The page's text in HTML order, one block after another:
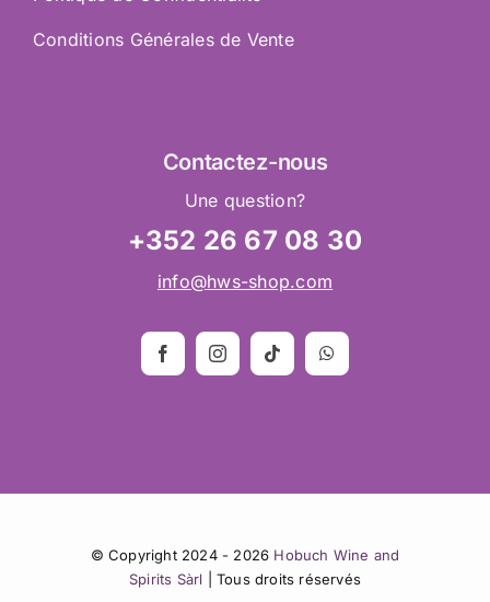
Conditions Générales de Vente
Contactez-nous
Une question?
+352 26 67 08 30
info@hws-shop.com
© Copyright 2024 - 2026 Hobuch Wine and
Spirits Sàrl | Tous droits réservés